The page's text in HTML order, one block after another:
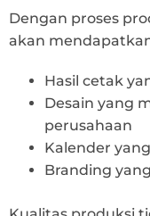
Dengan proses
akan
Hasil cetak
Desain yang
perusahaan
Kalender
Branding